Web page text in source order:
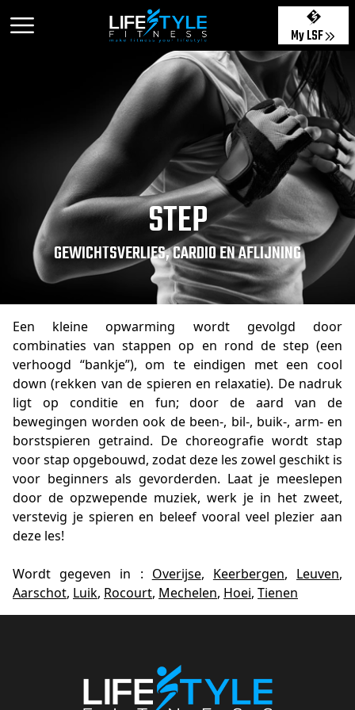
My LSF
STEP
GEWICHTSVERLIES, CARDIO EN AFLIJNING
Een kleine opwarming wordt gevolgd door
combinaties van stappen op en rond de step (een
verhoogd “bankje”), om te eindigen met een cool
down (rekken van de spieren en relaxatie). De nadruk
ligt op conditie en fun; door de aard van de
bewegingen worden ook de been-, bil-, buik-, arm- en
borstspieren getraind. De choreografie wordt stap
voor stap opgebouwd, zodat deze les zowel geschikt is
voor beginners als gevorderden. Laat je meeslepen
door de opzwepende muziek, werk je in het zweet,
verstevig je spieren en beleef vooral veel plezier aan
deze les!
Wordt gegeven in : Overijse, Keerbergen, Leuven,
Aarschot, Luik, Rocourt, Mechelen, Hoei, Tienen